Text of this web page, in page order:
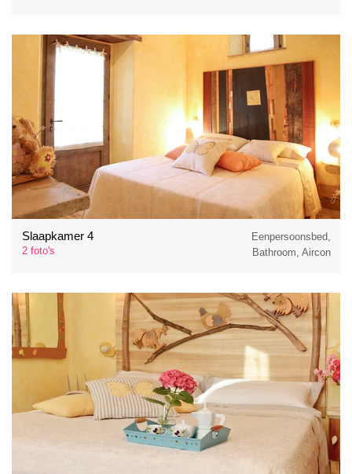
Slaapkamer 4
2 foto's
Eenpersoonsbed,
Bathroom, Aircon